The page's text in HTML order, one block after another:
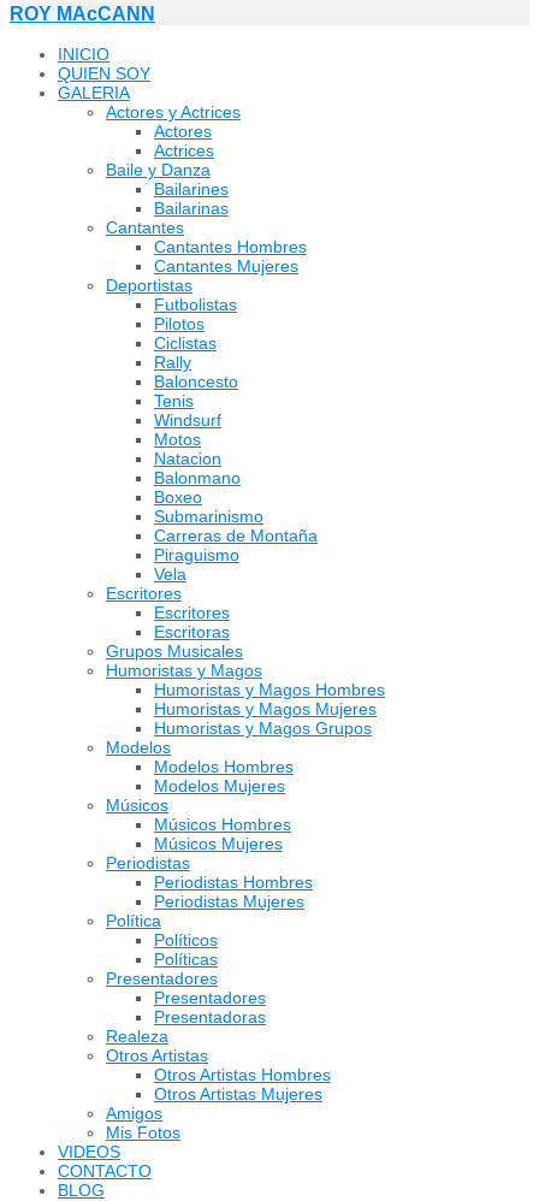
ROY MAcCANN
INICIO
QUIEN SOY
GALERIA
Actores y Actrices
Actores
Actrices
Baile y Danza
Bailarines
Bailarinas
Cantantes
Cantantes Hombres
Cantantes Mujeres
Deportistas
Futbolistas
Pilotos
Ciclistas
Rally
Baloncesto
Tenis
Windsurf
Motos
Natacion
Balonmano
Boxeo
Submarinismo
Carreras de Montaña
Piraguismo
Vela
Escritores
Escritores
Escritoras
Grupos Musicales
Humoristas y Magos
Humoristas y Magos Hombres
Humoristas y Magos Mujeres
Humoristas y Magos Grupos
Modelos
Modelos Hombres
Modelos Mujeres
Músicos
Músicos Hombres
Músicos Mujeres
Periodistas
Periodistas Hombres
Periodistas Mujeres
Política
Políticos
Políticas
Presentadores
Presentadores
Presentadoras
Realeza
Otros Artistas
Otros Artistas Hombres
Otros Artistas Mujeres
Amigos
Mis Fotos
VIDEOS
CONTACTO
BLOG